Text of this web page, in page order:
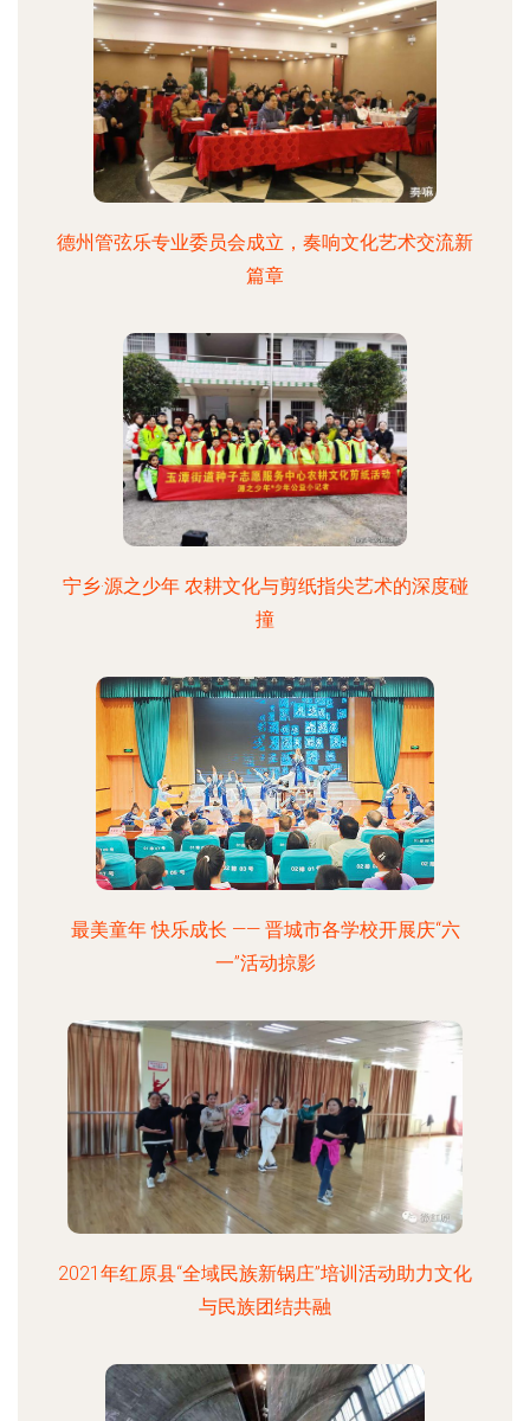
德州管弦乐专业委员会成立，奏响文化艺术交流新
篇章
宁乡·源之少年 农耕文化与剪纸指尖艺术的深度碰
撞
最美童年 快乐成长 —— 晋城市各学校开展庆“六
一”活动掠影
2021年红原县“全域民族新锅庄”培训活动助力文化
与民族团结共融